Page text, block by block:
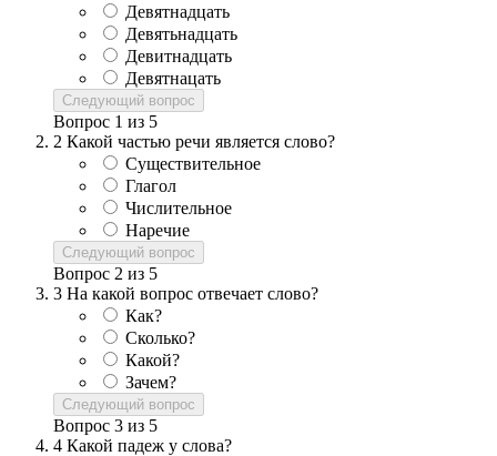
Девятнадцать
Девятьнадцать
Девитнадцать
Девятнацать
Следующий вопрос
Вопрос 1 из 5
2 Какой частью речи является слово?
Существительное
Глагол
Числительное
Наречие
Следующий вопрос
Вопрос 2 из 5
3 На какой вопрос отвечает слово?
Как?
Сколько?
Какой?
Зачем?
Следующий вопрос
Вопрос 3 из 5
4 Какой падеж у слова?